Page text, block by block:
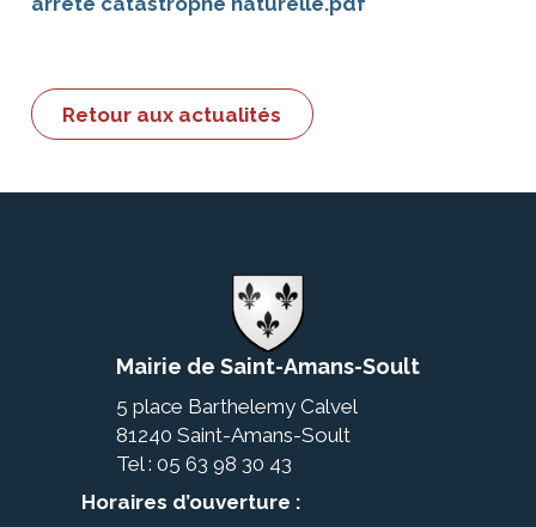
Retour aux actualités
Mairie de Saint-Amans-Soult
5 place Barthelemy Calvel
81240 Saint-Amans-Soult
Tel : 05 63 98 30 43
Horaires d’ouverture :